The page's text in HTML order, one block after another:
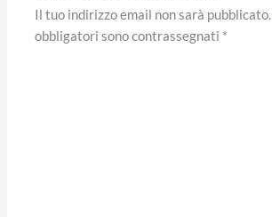
Il tuo indirizzo email non sarà pubblicato.
obbligatori sono contrassegnati *